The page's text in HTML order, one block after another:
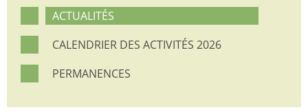
ACTUALITÉS
CALENDRIER DES ACTIVITÉS 2026
PERMANENCES